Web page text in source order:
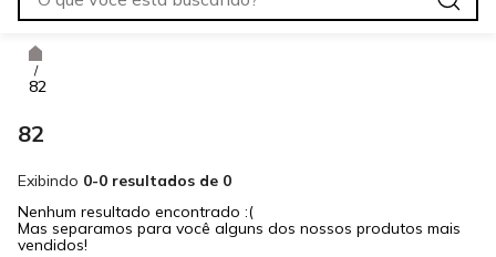
/
82
82
Exibindo 0-0 resultados de 0
Nenhum resultado encontrado :(
Mas separamos para você alguns dos nossos produtos mais
vendidos!